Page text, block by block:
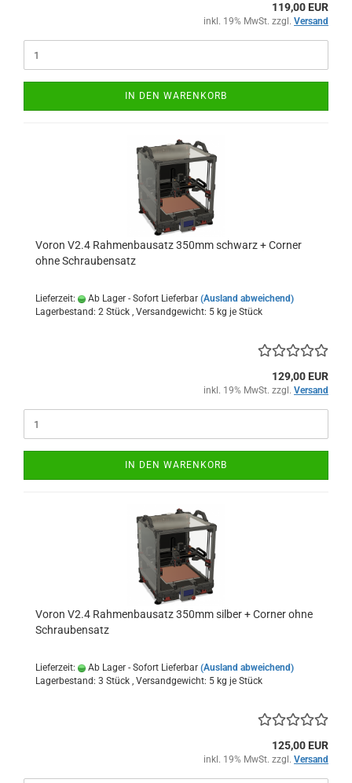
119,00 EUR
inkl. 19% MwSt. zzgl. Versand
IN DEN WARENKORB
Voron V2.4 Rahmenbausatz 350mm schwarz + Corner
ohne Schraubensatz
Lieferzeit: Ab Lager - Sofort Lieferbar (Ausland abweichend)
Lagerbestand: 2 Stück , Versandgewicht: 5 kg je Stück
129,00 EUR
inkl. 19% MwSt. zzgl. Versand
IN DEN WARENKORB
Voron V2.4 Rahmenbausatz 350mm silber + Corner ohne
Schraubensatz
Lieferzeit: Ab Lager - Sofort Lieferbar (Ausland abweichend)
Lagerbestand: 3 Stück , Versandgewicht: 5 kg je Stück
125,00 EUR
inkl. 19% MwSt. zzgl. Versand